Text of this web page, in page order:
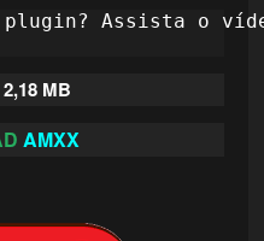
plugin? Assista o
2,18 MB
AMXX